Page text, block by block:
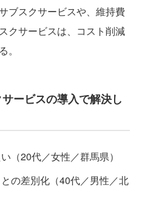
ブスクサービスや、維持費
クサービスは、コスト削減
ービスの導入で解決し
（20代／女性／群馬県）
の差別化（40代／男性／北